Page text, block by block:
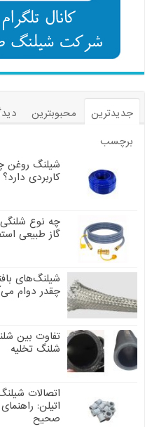
جدیدترین محبوبترین
برچسب
شیلنگ
کاربردی دارد؟
چه نوع
گاز طبیعی
شیلنگ‌های
چقدر دوام
تفاوت بین
شلنگ تخلیه
اتصالات
اتیلن:
صحیح